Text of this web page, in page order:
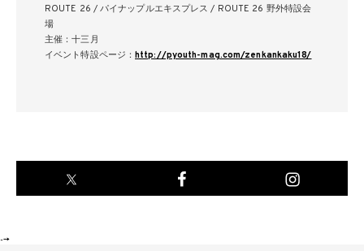
ROUTE 26 / パイナップルエキスプレス / ROUTE 26 野外特設会
場
主催：十三月
イベント特設ページ：http://pyouth-mag.com/zenkankaku18/
-->